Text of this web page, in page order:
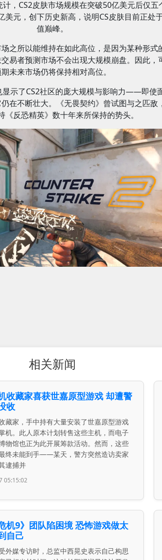
，CS2皮肤市场规模在突破50亿美元后仅五
美元，创下历史新高，说明CS皮肤目前正处
值巅峰。
之所以能维持在如此高位，是因为某种形式
易者预测市场不会出现大规模崩盘。因此，
未来市场仍将保持相对高位。
显示了CS2社区的庞大规模与影响力——即使
在不断壮大。《无畏契约》曾试图与之匹敌
《反恐精英》数十年来所保持的势头。
相关新闻
收藏家喜获世嘉原型游戏 却遭警
收
藏家，手中持有大量安装了世嘉原型游戏
机。此人原本计划转售这些主机，而电子
物馆也正为此开展筹款活动。然而，这些
终未能到手——某天，警方突然造访卖家
逮捕并
05:15:02
机9》团队陷困境 恐怖游戏做太
自己
外媒专访时，总监中西晃史表示自己构思